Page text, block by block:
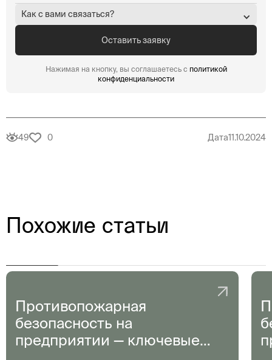
Как с вами связаться?
Нажимая на кнопку, вы соглашаетесь с политикой
конфиденциальности
49 0 Дата11.10.2024
Похожие статьи
Противопожарная
безопасность на
предприятии — ключевые